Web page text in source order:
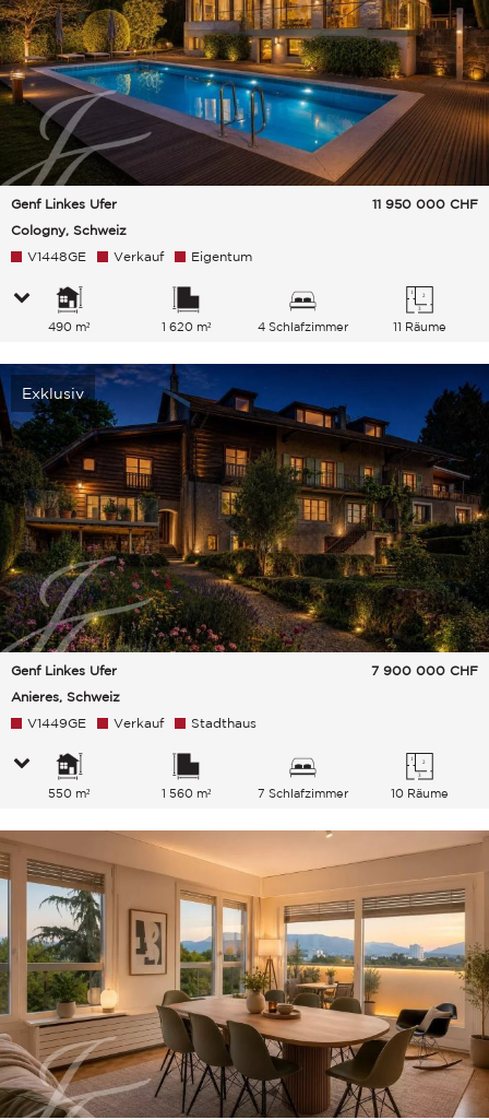
Genf Linkes Ufer
Cologny, Schweiz
11 950 000 CHF
V1448GE Verkauf Eigentum
490 m² 1 620 m² 4 Schlafzimmer 11 Räume
Exklusiv
Genf Linkes Ufer
Anieres, Schweiz
7 900 000 CHF
V1449GE Verkauf Stadthaus
550 m² 1 560 m² 7 Schlafzimmer 10 Räume